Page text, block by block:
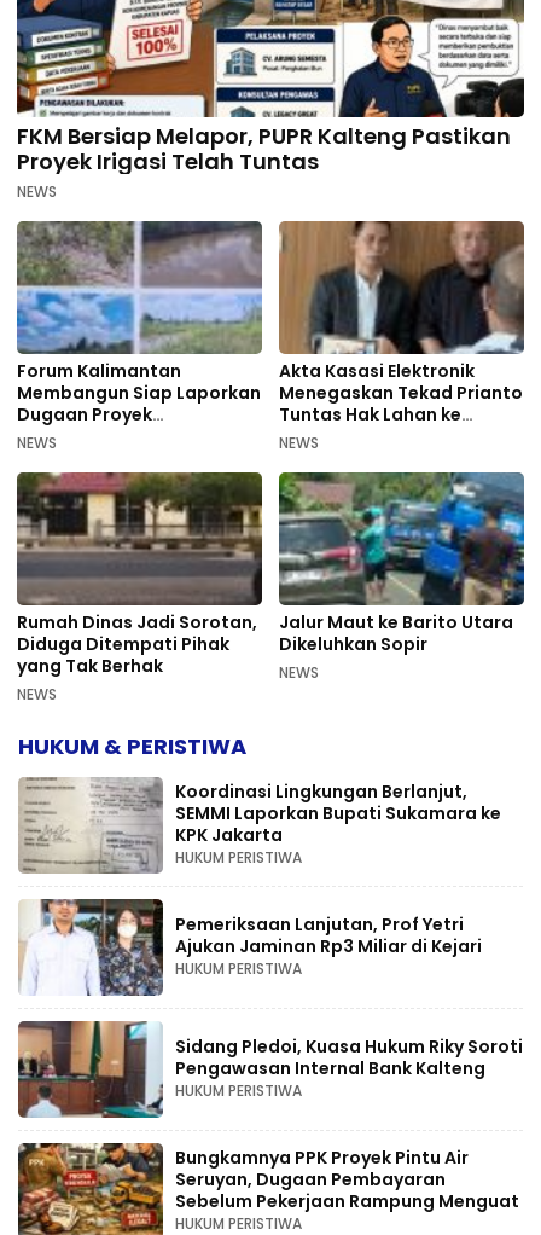
FKM Bersiap Melapor, PUPR Kalteng Pastikan
Proyek Irigasi Telah Tuntas
NEWS
Forum Kalimantan
Membangun Siap Laporkan
Dugaan Proyek
Bermasalah PUPR Kalteng
NEWS
Akta Kasasi Elektronik
Menegaskan Tekad Prianto
Tuntas Hak Lahan ke
Mahkamah Agung
NEWS
Rumah Dinas Jadi Sorotan,
Diduga Ditempati Pihak
yang Tak Berhak
NEWS
Jalur Maut ke Barito Utara
Dikeluhkan Sopir
NEWS
HUKUM & PERISTIWA
Koordinasi Lingkungan Berlanjut,
SEMMI Laporkan Bupati Sukamara ke
KPK Jakarta
HUKUM PERISTIWA
Pemeriksaan Lanjutan, Prof Yetri
Ajukan Jaminan Rp3 Miliar di Kejari
HUKUM PERISTIWA
Sidang Pledoi, Kuasa Hukum Riky Soroti
Pengawasan Internal Bank Kalteng
HUKUM PERISTIWA
Bungkamnya PPK Proyek Pintu Air
Seruyan, Dugaan Pembayaran
Sebelum Pekerjaan Rampung Menguat
HUKUM PERISTIWA